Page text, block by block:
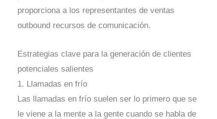
proporciona a los representantes de ventas
outbound recursos de comunicación.
Estrategias clave para la generación de clientes
potenciales salientes
1. Llamadas en frío
Las llamadas en frío suelen ser lo primero que se
le viene a la mente a la gente cuando se habla de